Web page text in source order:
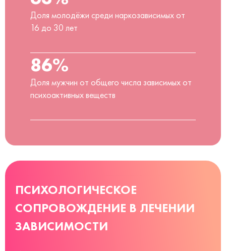
Доля молодёжи среди наркозависимых от
16 до 30 лет
86%
Доля мужчин от общего числа зависимых от
психоактивных веществ
ПСИХОЛОГИЧЕСКОЕ
СОПРОВОЖДЕНИЕ В ЛЕЧЕНИИ
ЗАВИСИМОСТИ